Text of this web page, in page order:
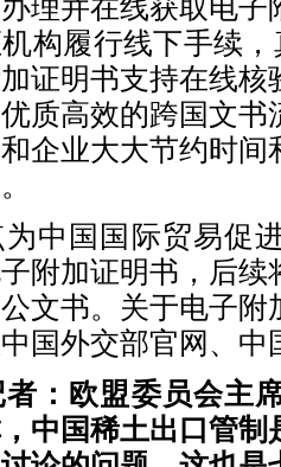
理并在线获取电子
构履行线下手续，
证明书支持在线
质高效的跨国文书
企业大大节约时
中国国际贸易促
附加证明书，后续
文书。关于电子附
国外交部官网、中
者：欧盟委员会主
中国稀土出口管制